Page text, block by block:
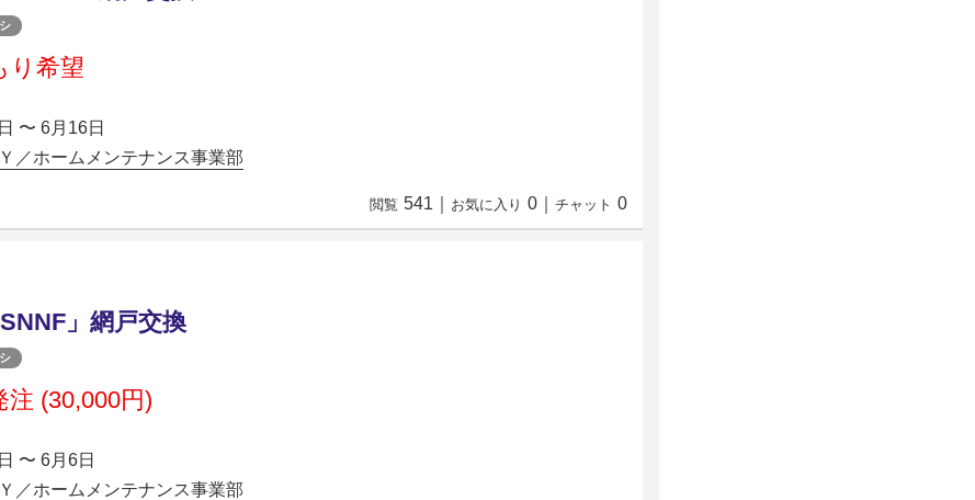
り希望
〜 6月16日
／ホームメンテナンス事業部
閲覧 541 お気に入り 0 チャット 0
」網戸交換
注 (30,000円)
〜 6月6日
／ホームメンテナンス事業部